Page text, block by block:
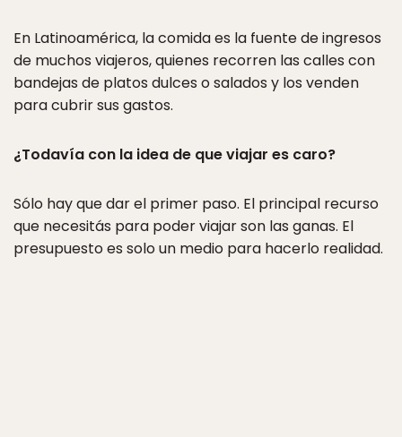
En Latinoamérica, la comida es la fuente de ingresos
de muchos viajeros, quienes recorren las calles con
bandejas de platos dulces o salados y los venden
para cubrir sus gastos.
¿Todavía con la idea de que viajar es caro?
Sólo hay que dar el primer paso. El principal recurso
que necesitás para poder viajar son las ganas. El
presupuesto es solo un medio para hacerlo realidad.